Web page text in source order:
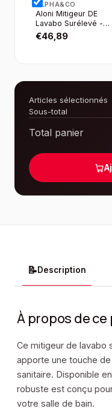
ALPHA&CO
Aloni Mitigeur DE
Lavabo Surélevé -
Chrome
€46,89
Articles sélectionnés
Sous-total
Total panier
📝Description
À propos de
Ce mitigeur de lavabo
apporte une touche
sanitaire. Disponible
robuste est conçu
votre salle de bain.